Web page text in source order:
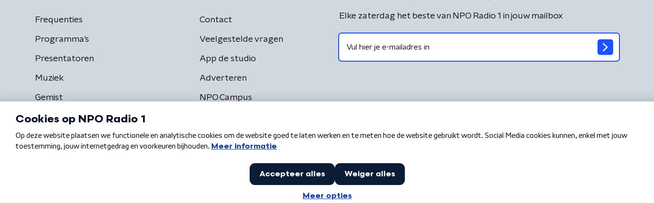
Frequenties
Programma's
Presentatoren
Muziek
Gemist
Contact
Veelgestelde vragen
App de studio
Adverteren
NPO Campus
Elke zaterdag het beste van NPO Radio 1 in jouw mailbox
Algemene voorwaarden Privacybeleid